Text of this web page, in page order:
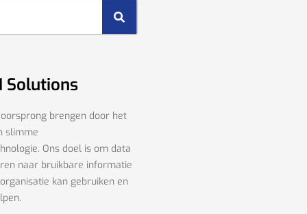
Solutions
brengen door het
slimme
Ons doel is om data
naar bruikbare informatie
kan gebruiken en